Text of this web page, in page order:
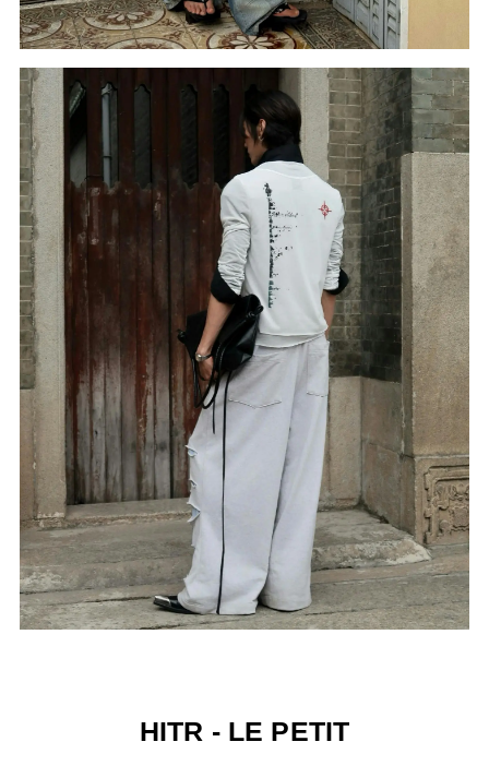
HITR - LE PETIT